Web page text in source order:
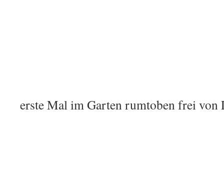
erste Mal im Garten rumtoben frei von